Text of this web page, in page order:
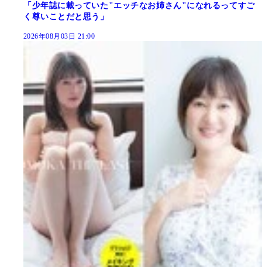
「少年誌に載っていた"エッチなお姉さん"になれるってすご
く尊いことだと思う」
2026年08月03日 21:00